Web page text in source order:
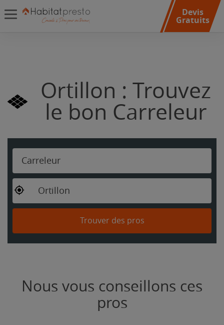
Devis
Gratuits
Ortillon : Trouvez
le bon Carreleur
Carreleur
Ortillon
Trouver des pros
Nous vous conseillons ces
pros